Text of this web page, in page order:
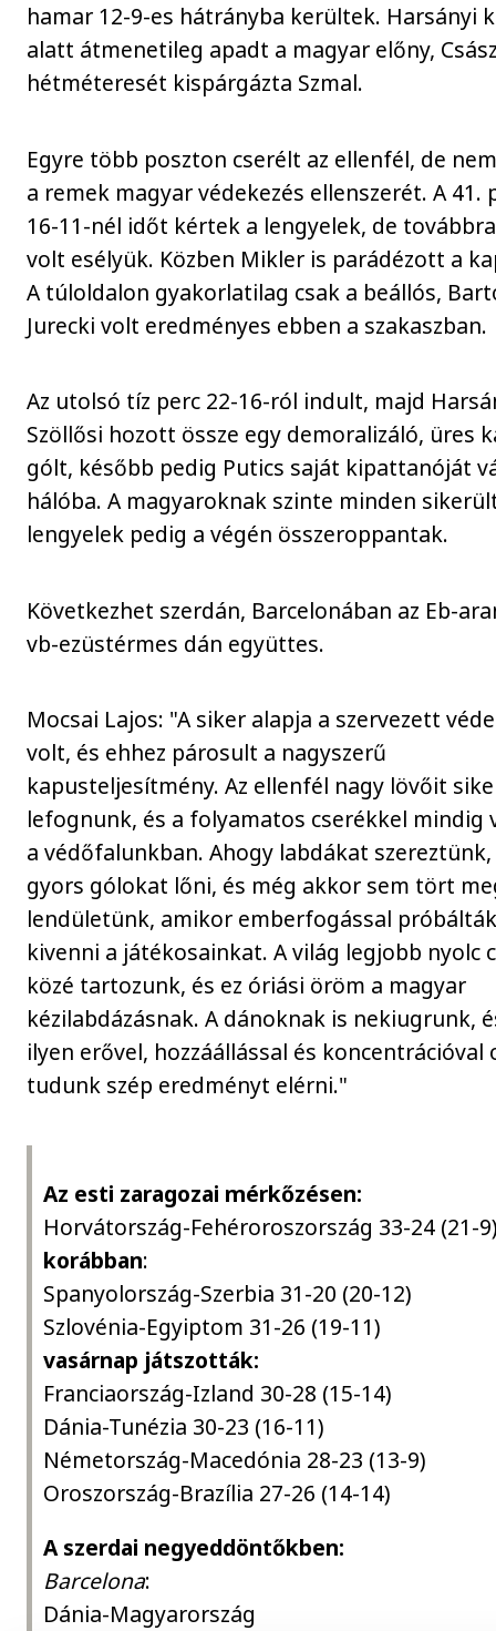
hamar 12-9-es hátrányba kerültek. Harsányi
alatt átmenetileg apadt a magyar előny,
hétméteresét kispárgázta Szmal.
Egyre több poszton cserélt az ellenfél, de
a remek magyar védekezés ellenszerét. A 41.
16-11-nél időt kértek a lengyelek, de
volt esélyük. Közben Mikler is parádézott a
A túloldalon gyakorlatilag csak a beállós,
Jurecki volt eredményes ebben a szakaszban.
Az utolsó tíz perc 22-16-ról indult, majd
Szöllősi hozott össze egy demoralizáló, üres
gólt, később pedig Putics saját kipattanóját
hálóba. A magyaroknak szinte minden
lengyelek pedig a végén összeroppantak.
Következhet szerdán, Barcelonában az Eb-
vb-ezüstérmes dán együttes.
Mocsai Lajos: "A siker alapja a szervezett
volt, és ehhez párosult a nagyszerű
kapusteljesítmény. Az ellenfél nagy lövőit
lefognunk, és a folyamatos cserékkel mindig
a védőfalunkban. Ahogy labdákat
gyors gólokat lőni, és még akkor sem tört
lendületünk, amikor emberfogással
kivenni a játékosainkat. A világ legjobb nyolc
közé tartozunk, és ez óriási öröm a magyar
kézilabdázásnak. A dánoknak is nekiugrunk,
ilyen erővel, hozzáállással és koncentrációval
tudunk szép eredményt elérni."
Az esti zaragozai mérkőzésen:
Horvátország-Fehéroroszország 33-24 (21-
korábban:
Spanyolország-Szerbia 31-20 (20-12)
Szlovénia-Egyiptom 31-26 (19-11)
vasárnap játszották:
Franciaország-Izland 30-28 (15-14)
Dánia-Tunézia 30-23 (16-11)
Németország-Macedónia 28-23 (13-9)
Oroszország-Brazília 27-26 (14-14)
A szerdai negyeddöntőkben:
Barcelona:
Dánia-Magyarország